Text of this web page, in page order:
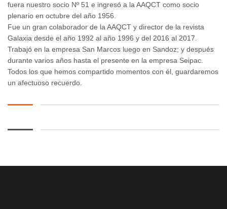
fuera nuestro socio Nº 51 e ingresó a la AAQCT como socio
plenario en octubre del año 1956.
Fue un gran colaborador de la AAQCT y director de la revista
Galaxia desde el año 1992 al año 1996 y del 2016 al 2017.
Trabajó en la empresa San Marcos luego en Sandoz; y después
durante varios años hasta el presente en la empresa Seipac.
Todos los que hemos compartido momentos con él, guardaremos
un afectuoso recuerdo.